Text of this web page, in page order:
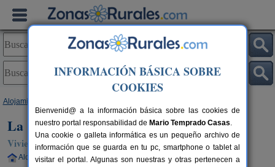
Alojamientos
La Casa del Pastor
Vivienda turística en Benaocaz (Cádiz)
Alquiler completo 2-4 plazas 109 km de Cádiz
INFORMACIÓN BÁSICA SOBRE
COOKIES
Bienvenid@ a la información básica sobre las cookies de
nuestro portal responsabilidad de Mario Temprado Casas.
Una cookie o galleta informática es un pequeño archivo de
información que se guarda en tu pc, smartphone o tablet al
visitar el portal. Algunas son nuestras y otras pertenecen a